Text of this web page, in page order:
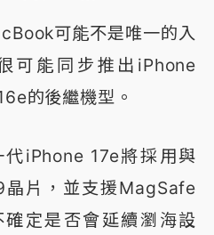
可能不是唯一的入
可能同步推出iPhone
的後繼機型。
iPhone 17e將採用與
晶片，並支援MagSafe
定是否會延續瀏海設